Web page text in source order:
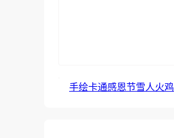
手绘卡通感恩节雪人火鸡